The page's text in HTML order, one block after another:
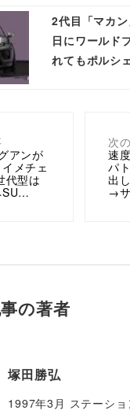
アンが
メチェ
代型は
SU…
次
速
パ
出
→
2代目「マカ
日にワールド
れてもポルシ
の著者
塚田勝弘
1997年3月 ステーショ